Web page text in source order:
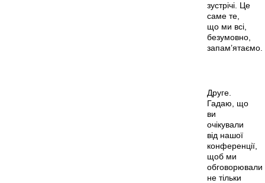
зустрічі. Це
саме те,
що ми всі,
безумовно,
запам’ятаємо.
Друге.
Гадаю, що
ви
очікували
від нашої
конференції,
щоб ми
обговорювали
не тільки